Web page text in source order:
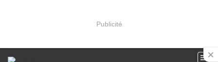
Publicité